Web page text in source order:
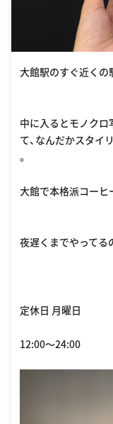
大館駅のすぐ近くの
中に入るとモノクロ
て、なんだかスタイ
。
大館で本格派コーヒ
夜遅くまでやってる
定休日 月曜日
12:00〜24:00